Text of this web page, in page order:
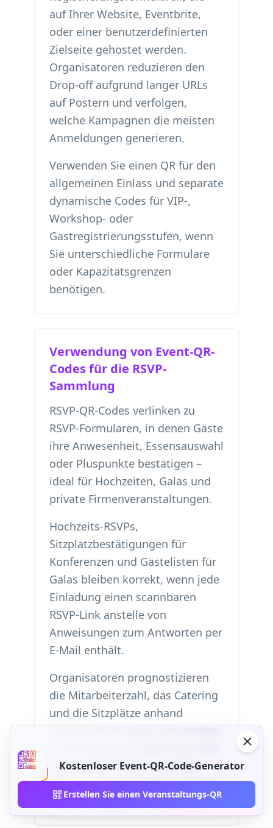
auf Ihrer Website, Eventbrite,
oder einer benutzerdefinierten
Zielseite gehostet werden.
Organisatoren reduzieren den
Drop-off aufgrund langer URLs
auf Postern und verfolgen,
welche Kampagnen die meisten
Anmeldungen generieren.
Verwenden Sie einen QR für den
allgemeinen Einlass und separate
dynamische Codes für VIP-,
Workshop- oder
Gastregistrierungsstufen, wenn
Sie unterschiedliche Formulare
oder Kapazitätsgrenzen
benötigen.
Verwendung von Event-QR-
Codes für die RSVP-
Sammlung
RSVP-QR-Codes verlinken zu
RSVP-Formularen, in denen Gäste
ihre Anwesenheit, Essensauswahl
oder Pluspunkte bestätigen –
ideal für Hochzeiten, Galas und
private Firmenveranstaltungen.
Hochzeits-RSVPs,
Sitzplatzbestätigungen für
Konferenzen und Gästelisten für
Galas bleiben korrekt, wenn jede
Einladung einen scannbaren
RSVP-Link anstelle von
Anweisungen zum Antworten per
E-Mail enthält.
Organisatoren prognostizieren
die Mitarbeiterzahl, das Catering
und die Sitzplätze anhand
digitaler RSVP-Daten und senden
geantwortet haben – was die
Anwesenheitsprognose und das
Gästemanagement verbessert.
Kostenloser Event-QR-Code-Generator
Erstellen Sie einen Veranstaltungs-QR